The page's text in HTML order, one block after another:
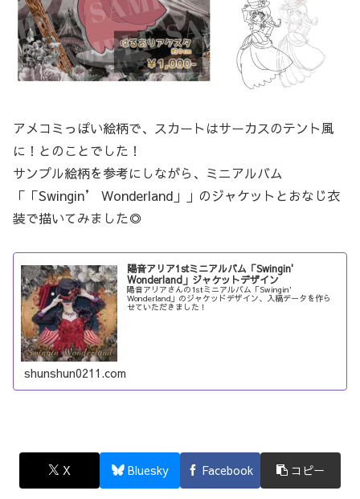
アメコミっぽい絵柄で、スカートはサーカスのテント風
に！とのことでした！
サンプル絵柄を参考にしながら、ミニアルバム
「「Swingin’ Wonderland」」のジャケットとおなじ衣
装で描いてみました◎
陽音アリア1stミニアルバム「Swingin'
Wonderland」ジャケットデザイン
陽音アリアさんの1stミニアルバム「Swingin'
Wonderland」のジャケッドデザイン、入稿データを作ら
せていただきました！
shunshun0211.com
X Bluesky Facebook コピー